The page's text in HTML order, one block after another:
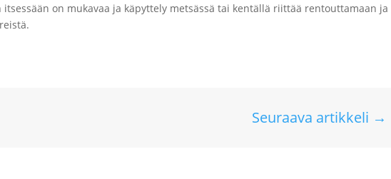
on mukavaa ja käpyttely metsässä tai kentällä riittää rentouttamaan ja
Seuraava artikkeli →